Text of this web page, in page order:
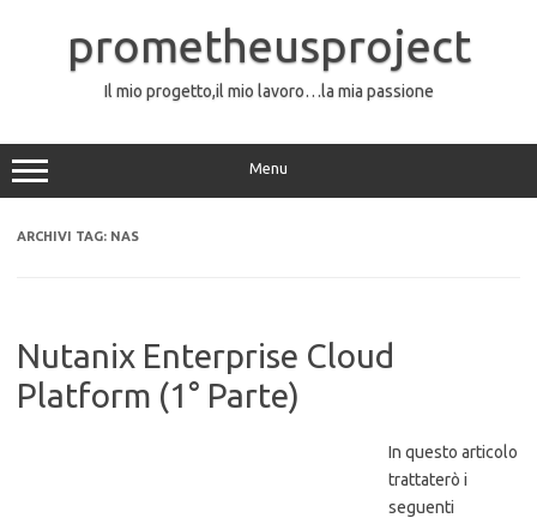
contenutoprometheusproject
Il mio progetto,il mio lavoro…la mia passione
Menu
ARCHIVI TAG: NAS
Nutanix Enterprise Cloud
Platform (1° Parte)
In questo articolo
trattaterò i
seguenti